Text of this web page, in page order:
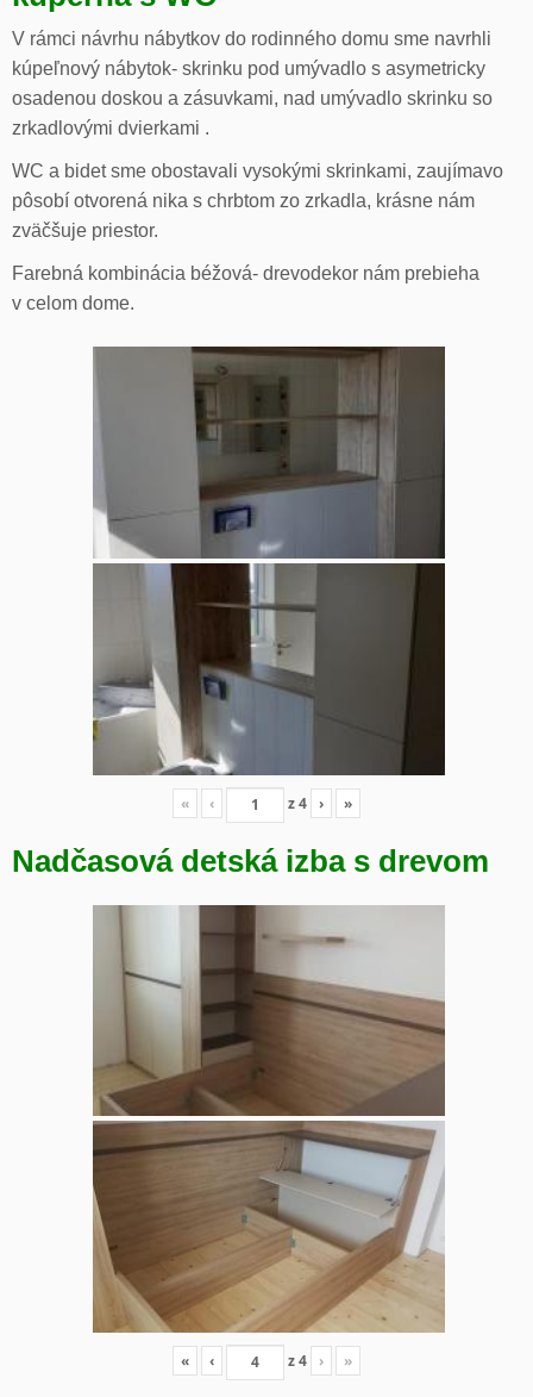
V rámci návrhu nábytkov do rodinného domu sme navrhli
kúpeľnový nábytok- skrinku pod umývadlo s asymetricky
osadenou doskou a zásuvkami, nad umývadlo skrinku so
zrkadlovými dvierkami .
WC a bidet sme obostavali vysokými skrinkami, zaujímavo
pôsobí otvorená nika s chrbtom zo zrkadla, krásne nám
zväčšuje priestor.
Farebná kombinácia béžová- drevodekor nám prebieha
v celom dome.
« ‹ z4 › »
Nadčasová detská izba s drevom
« ‹ z4 › »